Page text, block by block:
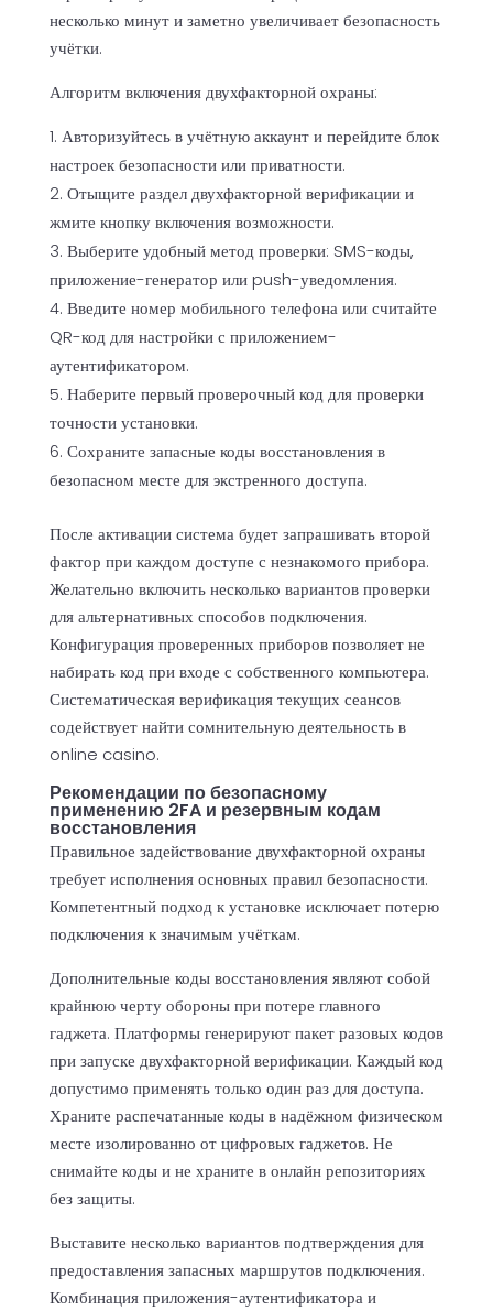
несколько минут и заметно увеличивает безопасность
учётки.
Алгоритм включения двухфакторной охраны:
Авторизуйтесь в учётную аккаунт и перейдите блок
настроек безопасности или приватности.
Отыщите раздел двухфакторной верификации и
жмите кнопку включения возможности.
Выберите удобный метод проверки: SMS-коды,
приложение-генератор или push-уведомления.
Введите номер мобильного телефона или считайте
QR-код для настройки с приложением-
аутентификатором.
Наберите первый проверочный код для проверки
точности установки.
Сохраните запасные коды восстановления в
безопасном месте для экстренного доступа.
После активации система будет запрашивать второй
фактор при каждом доступе с незнакомого прибора.
Желательно включить несколько вариантов проверки
для альтернативных способов подключения.
Конфигурация проверенных приборов позволяет не
набирать код при входе с собственного компьютера.
Систематическая верификация текущих сеансов
содействует найти сомнительную деятельность в
online casino.
Рекомендации по безопасному
применению 2FA и резервным кодам
восстановления
Правильное задействование двухфакторной охраны
требует исполнения основных правил безопасности.
Компетентный подход к установке исключает потерю
подключения к значимым учёткам.
Дополнительные коды восстановления являют собой
крайнюю черту обороны при потере главного
гаджета. Платформы генерируют пакет разовых кодов
при запуске двухфакторной верификации. Каждый код
допустимо применять только один раз для доступа.
Храните распечатанные коды в надёжном физическом
месте изолированно от цифровых гаджетов. Не
снимайте коды и не храните в онлайн репозиториях
без защиты.
Выставите несколько вариантов подтверждения для
предоставления запасных маршрутов подключения.
Комбинация приложения-аутентификатора и